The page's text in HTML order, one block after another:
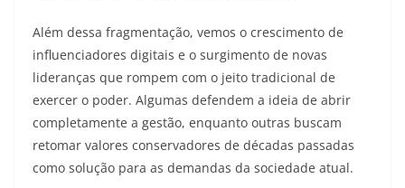
Além dessa fragmentação, vemos o crescimento de
influenciadores digitais e o surgimento de novas
lideranças que rompem com o jeito tradicional de
exercer o poder. Algumas defendem a ideia de abrir
completamente a gestão, enquanto outras buscam
retomar valores conservadores de décadas passadas
como solução para as demandas da sociedade atual.